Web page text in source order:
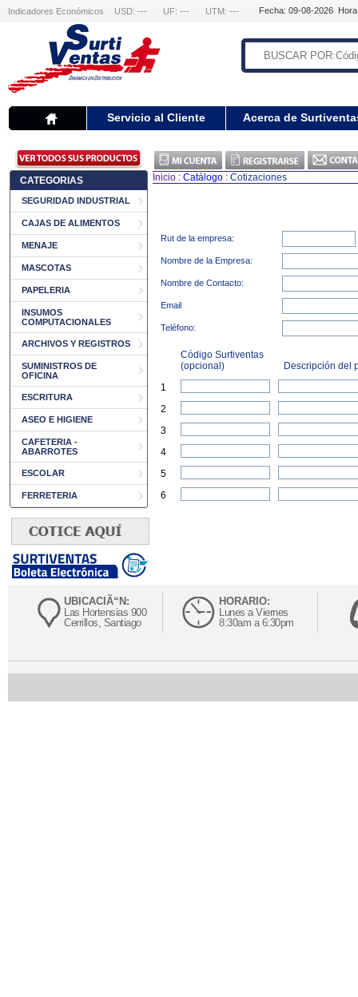
Indicadores Económicos USD: --- UF: --- UTM: --- Fecha: 09-08-2026
Servicio al Cliente Acerca de
CATEGORIAS
SEGURIDAD INDUSTRIAL
CAJAS DE ALIMENTOS
MENAJE
MASCOTAS
PAPELERIA
INSUMOS
COMPUTACIONALES
ARCHIVOS Y REGISTROS
SUMINISTROS DE
OFICINA
ESCRITURA
ASEO E HIGIENE
CAFETERIA -
ABARROTES
ESCOLAR
FERRETERIA
Inicio : Catálogo : Cotizaciones
Rut de la empresa:
Nombre de la Empresa:
Nombre de Contacto:
Email
Teléfono:
Código Surtiventas
(opcional)
Descripción del
1
2
3
4
5
6
UBICACIÃ“N:
Las Hortensias 900
Cerrillos, Santiago
HORARIO:
Lunes a Viernes
8:30am a 6:30pm